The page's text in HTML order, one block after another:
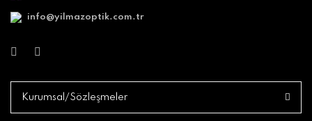
info@yilmazoptik.com.tr
Kurumsal/Sözleşmeler